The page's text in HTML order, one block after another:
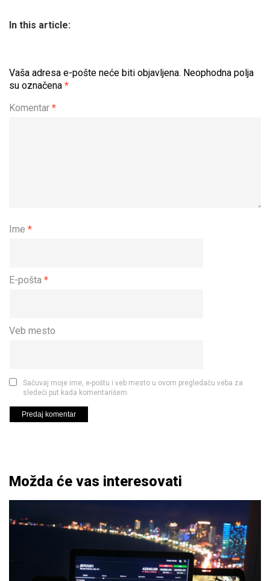
In this article:
Vaša adresa e-pošte neće biti objavljena. Neophodna polja
su označena *
Komentar *
Ime *
E-pošta *
Veb mesto
Sačuvaj moje ime, e-poštu i veb mesto u ovom pregledaču veba za
sledeći put kada komentarišem.
Možda će vas interesovati